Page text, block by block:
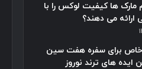
مارک ها کیفیت لوکس را با
می دهند؟
خاص برای سفره هفت سین
ایده های ترند نوروز